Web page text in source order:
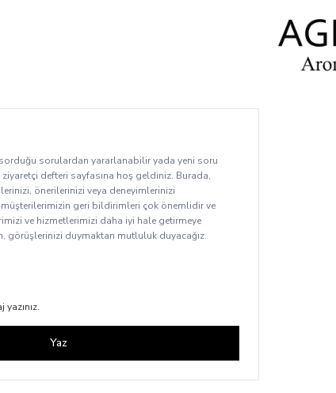
sorulardan yararlanabilir yada yeni soru
defteri sayfasına hoş geldiniz. Burada,
önerilerinizi veya deneyimlerinizi
geri bildirimleri çok önemlidir ve
ve hizmetlerimizi daha iyi hale getirmeye
görüşlerinizi duymaktan mutluluk duyacağız.
Yaz